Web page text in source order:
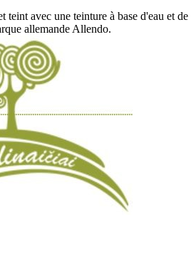
teint avec une teinture à base d'eau et de
allemande Allendo.